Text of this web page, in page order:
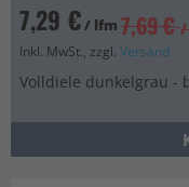
7,29 €/ lfm 7,69 €
Inkl. MwSt., zzgl. Versand
Volldiele dunkelgrau -